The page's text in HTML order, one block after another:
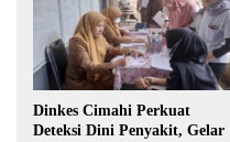
Dinkes Cimahi Perkuat
Deteksi Dini Penyakit, Gelar